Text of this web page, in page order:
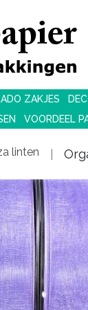
ZAKJES
VOORDEEL
linten